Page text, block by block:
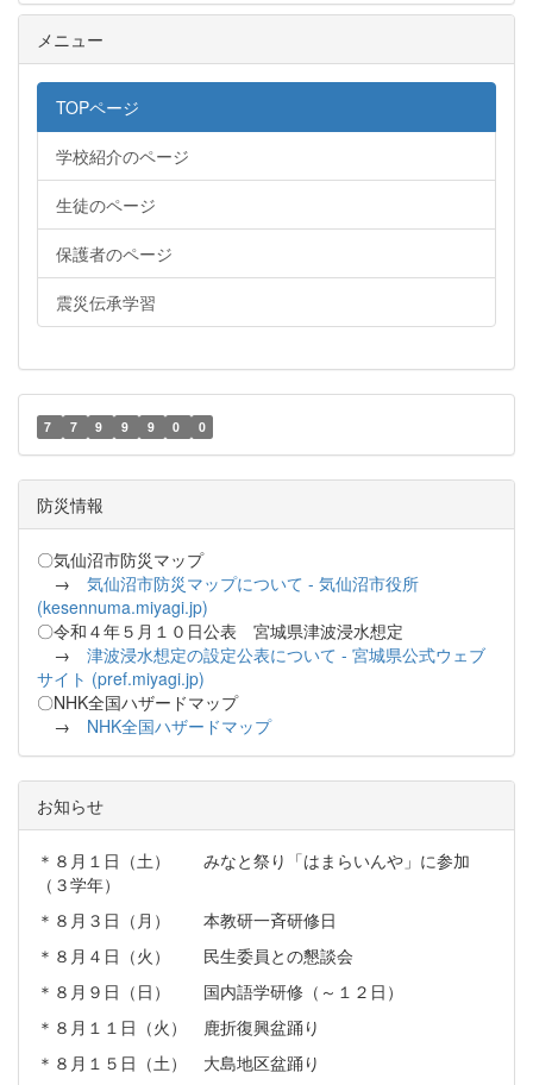
メニュー
TOPページ
学校紹介のページ
生徒のページ
保護者のページ
震災伝承学習
7 7 9 9 9 0 0
防災情報
〇気仙沼市防災マップ
→ 気仙沼市防災マップについて - 気仙沼市役所
(kesennuma.miyagi.jp)
〇令和４年５月１０日公表 宮城県津波浸水想定
→ 津波浸水想定の設定公表について - 宮城県公式ウェブ
サイト (pref.miyagi.jp)
〇NHK全国ハザードマップ
→ NHK全国ハザードマップ
お知らせ
＊８月１日（土） みなと祭り「はまらいんや」に参加
（３学年）
＊８月３日（月） 本教研一斉研修日
＊８月４日（火） 民生委員との懇談会
＊８月９日（日） 国内語学研修（～１２日）
＊８月１１日（火） 鹿折復興盆踊り
＊８月１５日（土） 大島地区盆踊り